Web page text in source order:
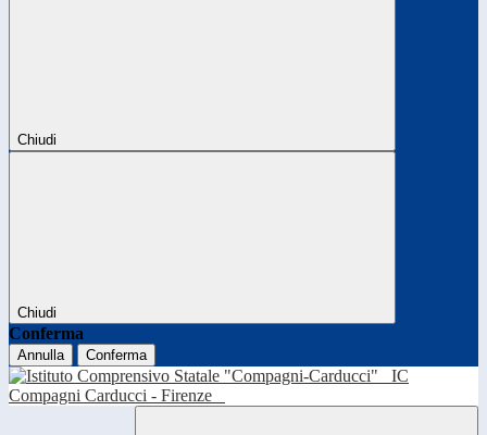
Chiudi
Chiudi
Conferma
Annulla Conferma
IC
Compagni Carducci - Firenze